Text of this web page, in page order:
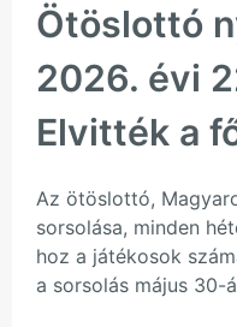
Ötöslottó
2026. évi
Elvitték a
Az ötöslottó,
sorsolása, minden
hoz a játékosok
a sorsolás május 30-